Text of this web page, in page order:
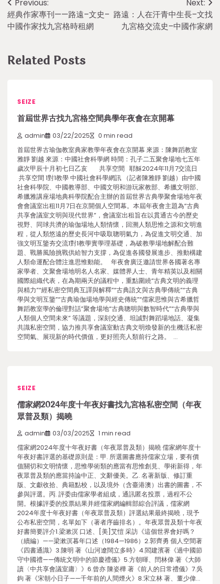
Post
navigation
Previous:
經典作家專刊——路遠–文史–
中國作家找九宮格時租網
Next:
路遠：人在汗青中生長–文找
九宮格交流史–中國作家網
Related Posts
SEIZE
首屆世界古找九宮格空間典學年夜會在京開幕
admin 03/22/2025 0 min read
首屆世界古瑜伽教室典家教學年夜會在京開幕 來源：陳舞蹈教室
雅靜 劉越 來源：中國社會科學網 時間：孔子二五聚會場地七五年
歲次甲辰十月初七日乙亥 共享空間 耶穌2024年11月7交流日
共享空間 1對1教學 中國社會科學網訊 （記者陳雅靜 劉越）由中國
社會科學院、中國教導部、中國文明和游玩家教部、希臘文明部、
希臘雅講座場地典科學院配合主辦的首屆世界古典學聚會場地年夜
會會議室出租11月7日在京開個人空間幕。本屆年夜會主題為“古典
共享會議室文明與現代世界”，會議室出租旨在以貫通古今的歷史
視野、同球共濟的瑜伽場地人類情懷，回溯人類思惟之源和文明進
程，從人類悠遠的歷史長河中吸取聰明氣力，為促進文明交通、加
強文明互鑒夯交流1對1教學實學理基礎，為破教學場地解配合難
題、戰勝風險挑戰供給智力支撐，為促進各國發展進步、推動構建
人類命運配合體注進思惟動能。 年夜會廣泛邀請世界各國著名專
家學者、文聚會場地明名人名家、媒體界人士、青年精英以及相關
國際組織代表，在為期兩天的議程中，重點圍繞“古典文明的義理
與精力”“經私密空間典互譯與解釋”“古典語文與古典學傳統”“古典
學與文明互鑒”“古典瑜伽場地學與經史傳統”“儒家思惟與古希臘哲
舞蹈教室學的倫理對話”聚會場地“古典聰明與數智時代”“古典學與
人類個人空間未來” 等議題，深刻交通、坦誠對舞蹈場地話、凝集
共識私密空間，協力推共享會議室動古典文明煥發新的生機活私密
空間氣、展現新的時代價值，更好照亮人類前行之路。 …
SEIZE
儒家網2024年度十年夜好書找九宮格私密空間（年夜
眾普及類）揭曉
admin 03/03/2025 1 min read
儒家網2024年度十年夜好書（年夜眾普及類）揭曉 儒家網年度十
年夜好書評選的基礎原則是：甲. 所選圖書應持儒家立場，要有價
值關切和文明情懷，思惟學術類的應當有思惟創見、學術新得，年
夜眾普及類的應當持論中正、文辭優美。乙. 名著新版、修訂重
版、文獻收拾、典籍點校，以及境外（含臺港澳）出書的圖書，不
參與評選。丙. 評委由儒家學者組成，通訊匿名投票，過程不公
開。根據評委的投票結果并經儒家網編輯部綜合評議，儒家網
2024年度十年夜好書（年夜眾普及類）評選結果最終揭曉，現予
公布私密空間，名單如下（著者序齒排名）。年夜眾普及類十年夜
好書簡要評介1.梁漱溟 口述、[美]艾愷 采訪《這個世界會好嗎？
（續編）——梁漱溟暮年口述（1984—1986）2.郭齊勇 個人空間著
《四書通識》3.陳明 著《山河遼闊立多時》4.閻建濱著《過中國節
守中國禮——傳統文明中的節慶禮儀》5.方朝暉、閆林偉 著《大師
讀〈中共享會議室庸〉》6.曾亦 陳姿樺 著《前人的日常禮儀》7.吳
鉤 著《宋朝小日子——千年前的人間煙火》8.宋立林 著、董少偉…